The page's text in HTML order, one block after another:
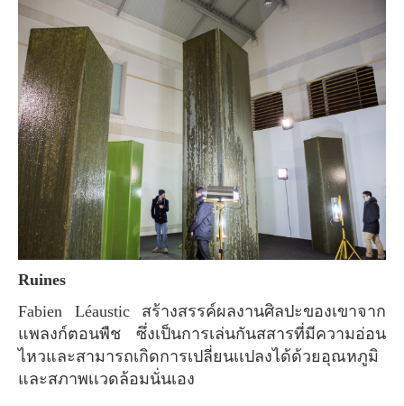
Ruines
Fabien Léaustic สร้างสรรค์ผลงานศิลปะของเขาจาก
แพลงก์ตอนพืช ซึ่งเป็นการเล่นกันสสารที่มีความอ่อน
ไหวและสามารถเกิดการเปลี่ยนเเปลงได้ด้วยอุณหภูมิ
และสภาพเเวดล้อมนั่นเอง